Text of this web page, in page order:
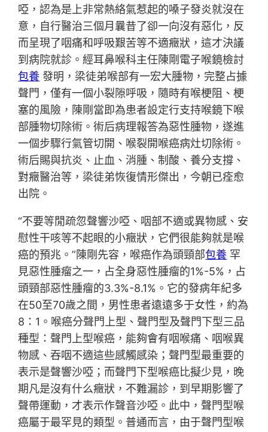
啞，認為是上非常熱絡氣惹起的嗓子發炎就沒在
意，自行醫治三個月曩昔了卻一向沒有惡化，反
而呈現了咽痛和呼吸艱苦等不適癥狀，這才決議
到病院就診。經耳鼻喉科主任陳剛電子喉鏡檢討
包養 發明，梁徒弟喉部有一宏大腫物，完整占據
聲門，僅有一個小裂隙呼吸，隨時有喉梗阻、梗
塞的風險，陳剛當即為患者設定行支持喉鏡下喉
部腫物切除術。術后病理報答為惡性腫物，遂進
一個步驟行氣管切開、喉裂開喉癌病灶切除術。
術后賜與抗炎、止血、消腫、制酸、養分支撐、
對癥醫治等，梁徒弟恢復情形傑出，今朝已痊愈
出院。
“不要等閒疏忽聲響沙啞、咽部不適或異物感、安
慰性干咳等不起眼的小癥狀，它們很能夠就是喉
癌的預兆。”陳剛先容，喉癌作為頭頸部包養 罕
見惡性腫瘤之一，占全身惡性腫瘤的1%-5%，占
頭頸部惡性腫瘤的3.3%-8.1%。它的發病年紀多
在50至70歲之間，男性患者遠遠多于女性，約為
8：1。喉癌分聲門上型、聲門型及聲門下型三品
種型：聲門上型喉癌，能夠會有咽喉痛、咽喉異
物感、吞咽不適這些感觸感染；聲門型最重要的
表示是聲響沙啞；而聲門下型喉癌比擬少見，晚
期凡是沒有什么癥狀，不難漏診，到早期影響了
聲帶運動，才表示作聲音沙啞。此中，聲門型喉
癌屬于最罕見的類型。普通而言，由于聲門型喉